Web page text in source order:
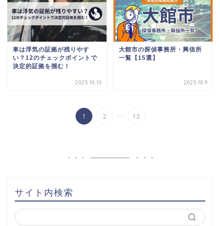
車は浮気の証拠が残りやす
い？12のチェックポイントで
決定的証拠を掴む！
2025.10.10
大館市の探偵事務所・興信所
一覧【15選】
2025.10.9
1 2 ... 12
サイト内検索